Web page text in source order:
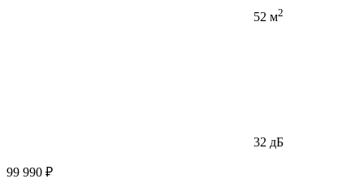
52 м2
32 дБ
99 990 ₽